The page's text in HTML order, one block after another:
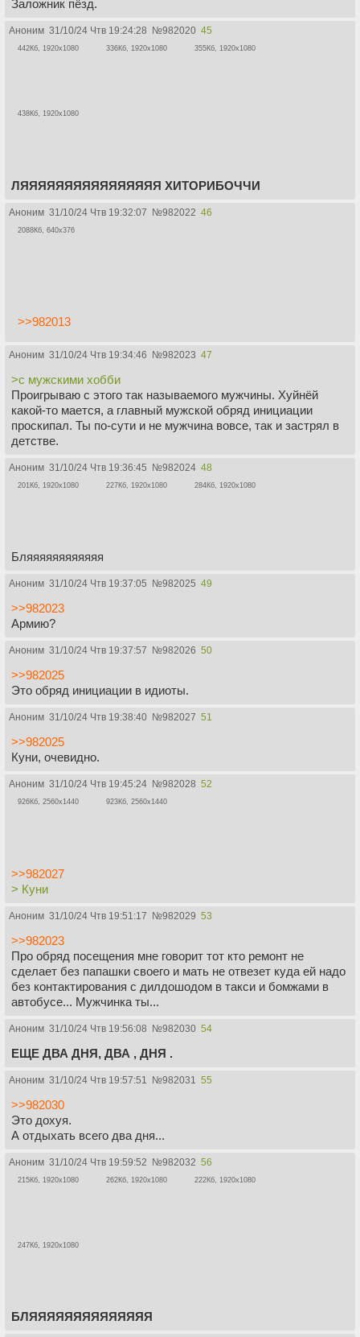
Заложник пёзд.
Аноним 31/10/24 Чтв 19:24:28 №982020 45
442Кб, 1920x1080 336Кб, 1920x1080 355Кб, 1920x1080
438Кб, 1920x1080
ЛЯЯЯЯЯЯЯЯЯЯЯЯЯЯЯЯ ХИТОРИБОЧЧИ
Аноним 31/10/24 Чтв 19:32:07 №982022 46
2088Кб, 640x376
>>982013
Аноним 31/10/24 Чтв 19:34:46 №982023 47
>с мужскими хобби
Проигрываю с этого так называемого мужчины. Хуйнёй
какой-то мается, а главный мужской обряд инициации
проскипал. Ты по-сути и не мужчина вовсе, так и застрял в
детстве.
Аноним 31/10/24 Чтв 19:36:45 №982024 48
201Кб, 1920x1080 227Кб, 1920x1080 284Кб, 1920x1080
Бляяяяяяяяяяяя
Аноним 31/10/24 Чтв 19:37:05 №982025 49
>>982023
Армию?
Аноним 31/10/24 Чтв 19:37:57 №982026 50
>>982025
Это обряд инициации в идиоты.
Аноним 31/10/24 Чтв 19:38:40 №982027 51
>>982025
Куни, очевидно.
Аноним 31/10/24 Чтв 19:45:24 №982028 52
926Кб, 2560x1440 923Кб, 2560x1440
>>982027
> Куни
Аноним 31/10/24 Чтв 19:51:17 №982029 53
>>982023
Про обряд посещения мне говорит тот кто ремонт не
сделает без папашки своего и мать не отвезет куда ей надо
без контактирования с дилдошодом в такси и бомжами в
автобусе... Мужчинка ты...
Аноним 31/10/24 Чтв 19:56:08 №982030 54
ЕЩЕ ДВА ДНЯ, ДВА , ДНЯ .
Аноним 31/10/24 Чтв 19:57:51 №982031 55
>>982030
Это дохуя.
А отдыхать всего два дня...
Аноним 31/10/24 Чтв 19:59:52 №982032 56
215Кб, 1920x1080 262Кб, 1920x1080 222Кб, 1920x1080
247Кб, 1920x1080
БЛЯЯЯЯЯЯЯЯЯЯЯЯЯЯ